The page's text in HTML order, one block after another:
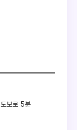
보로 5분